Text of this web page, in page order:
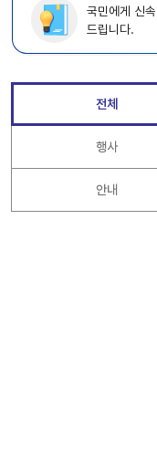
국민에게 신
드립니다.
전체
행사
안내